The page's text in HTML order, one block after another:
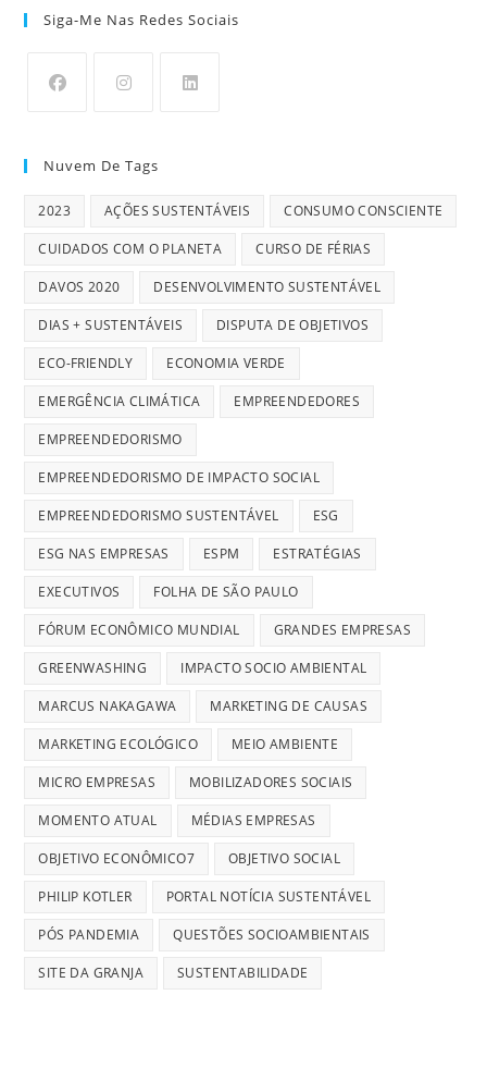
Siga-Me Nas Redes Sociais
Nuvem De Tags
2023 AÇÕES SUSTENTÁVEIS CONSUMO CONSCIENTE
CUIDADOS COM O PLANETA CURSO DE FÉRIAS
DAVOS 2020 DESENVOLVIMENTO SUSTENTÁVEL
DIAS + SUSTENTÁVEIS DISPUTA DE OBJETIVOS
ECO-FRIENDLY ECONOMIA VERDE
EMERGÊNCIA CLIMÁTICA EMPREENDEDORES
EMPREENDEDORISMO
EMPREENDEDORISMO DE IMPACTO SOCIAL
EMPREENDEDORISMO SUSTENTÁVEL ESG
ESG NAS EMPRESAS ESPM ESTRATÉGIAS
EXECUTIVOS FOLHA DE SÃO PAULO
FÓRUM ECONÔMICO MUNDIAL GRANDES EMPRESAS
GREENWASHING IMPACTO SOCIO AMBIENTAL
MARCUS NAKAGAWA MARKETING DE CAUSAS
MARKETING ECOLÓGICO MEIO AMBIENTE
MICRO EMPRESAS MOBILIZADORES SOCIAIS
MOMENTO ATUAL MÉDIAS EMPRESAS
OBJETIVO ECONÔMICO7 OBJETIVO SOCIAL
PHILIP KOTLER PORTAL NOTÍCIA SUSTENTÁVEL
PÓS PANDEMIA QUESTÕES SOCIOAMBIENTAIS
SITE DA GRANJA SUSTENTABILIDADE